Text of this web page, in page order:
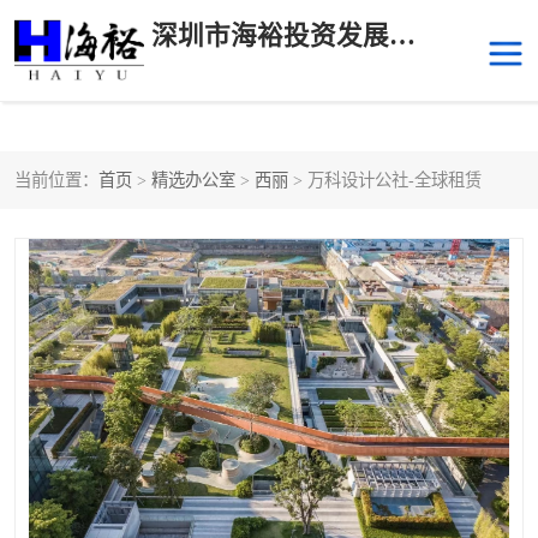
深圳市海裕投资发展有限公司
当前位置： 首页 > 精选办公室 > 西丽 > 万科设计公社-全球租赁
科技园中区 南山华侨城
前海 深圳湾科技生态园
福田中心区写字楼租赁 宝安中心区
深圳宝安 福田车公庙
罗湖水贝 南山南油